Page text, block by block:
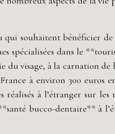
souhaitent bénéficier
dans le
visage, à la carnation de
à environ 300 euros
à l’étranger sur les
bucco-dentaire** à